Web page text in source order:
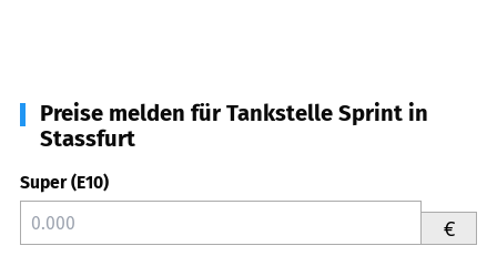
Preise melden für Tankstelle Sprint in
Stassfurt
Super (E10)
€